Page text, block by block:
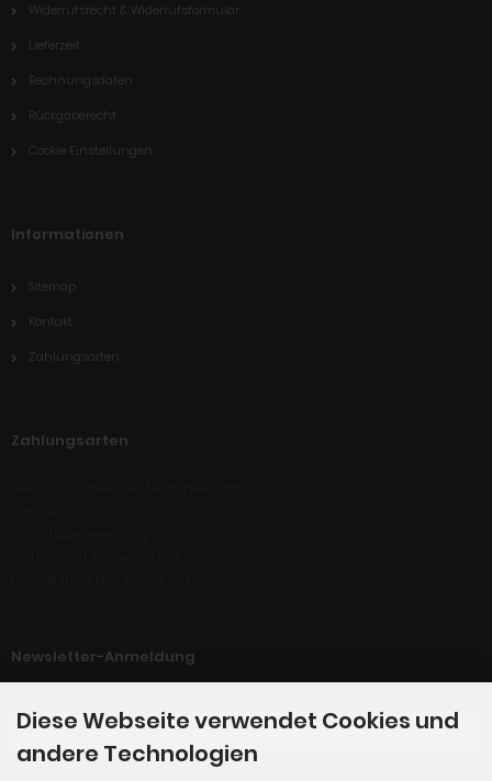
Widerrufsrecht & Widerrufsformular
Lieferzeit
Rechnungsdaten
Rückgaberecht
Cookie Einstellungen
Informationen
Sitemap
Kontakt
Zahlungsarten
Zahlungsarten
Newsletter-Anmeldung
Der Newsletter kann jederzeit hier oder in Ihrem Kundenkonto abbestellt werden.
Diese Webseite verwendet Cookies und
andere Technologien